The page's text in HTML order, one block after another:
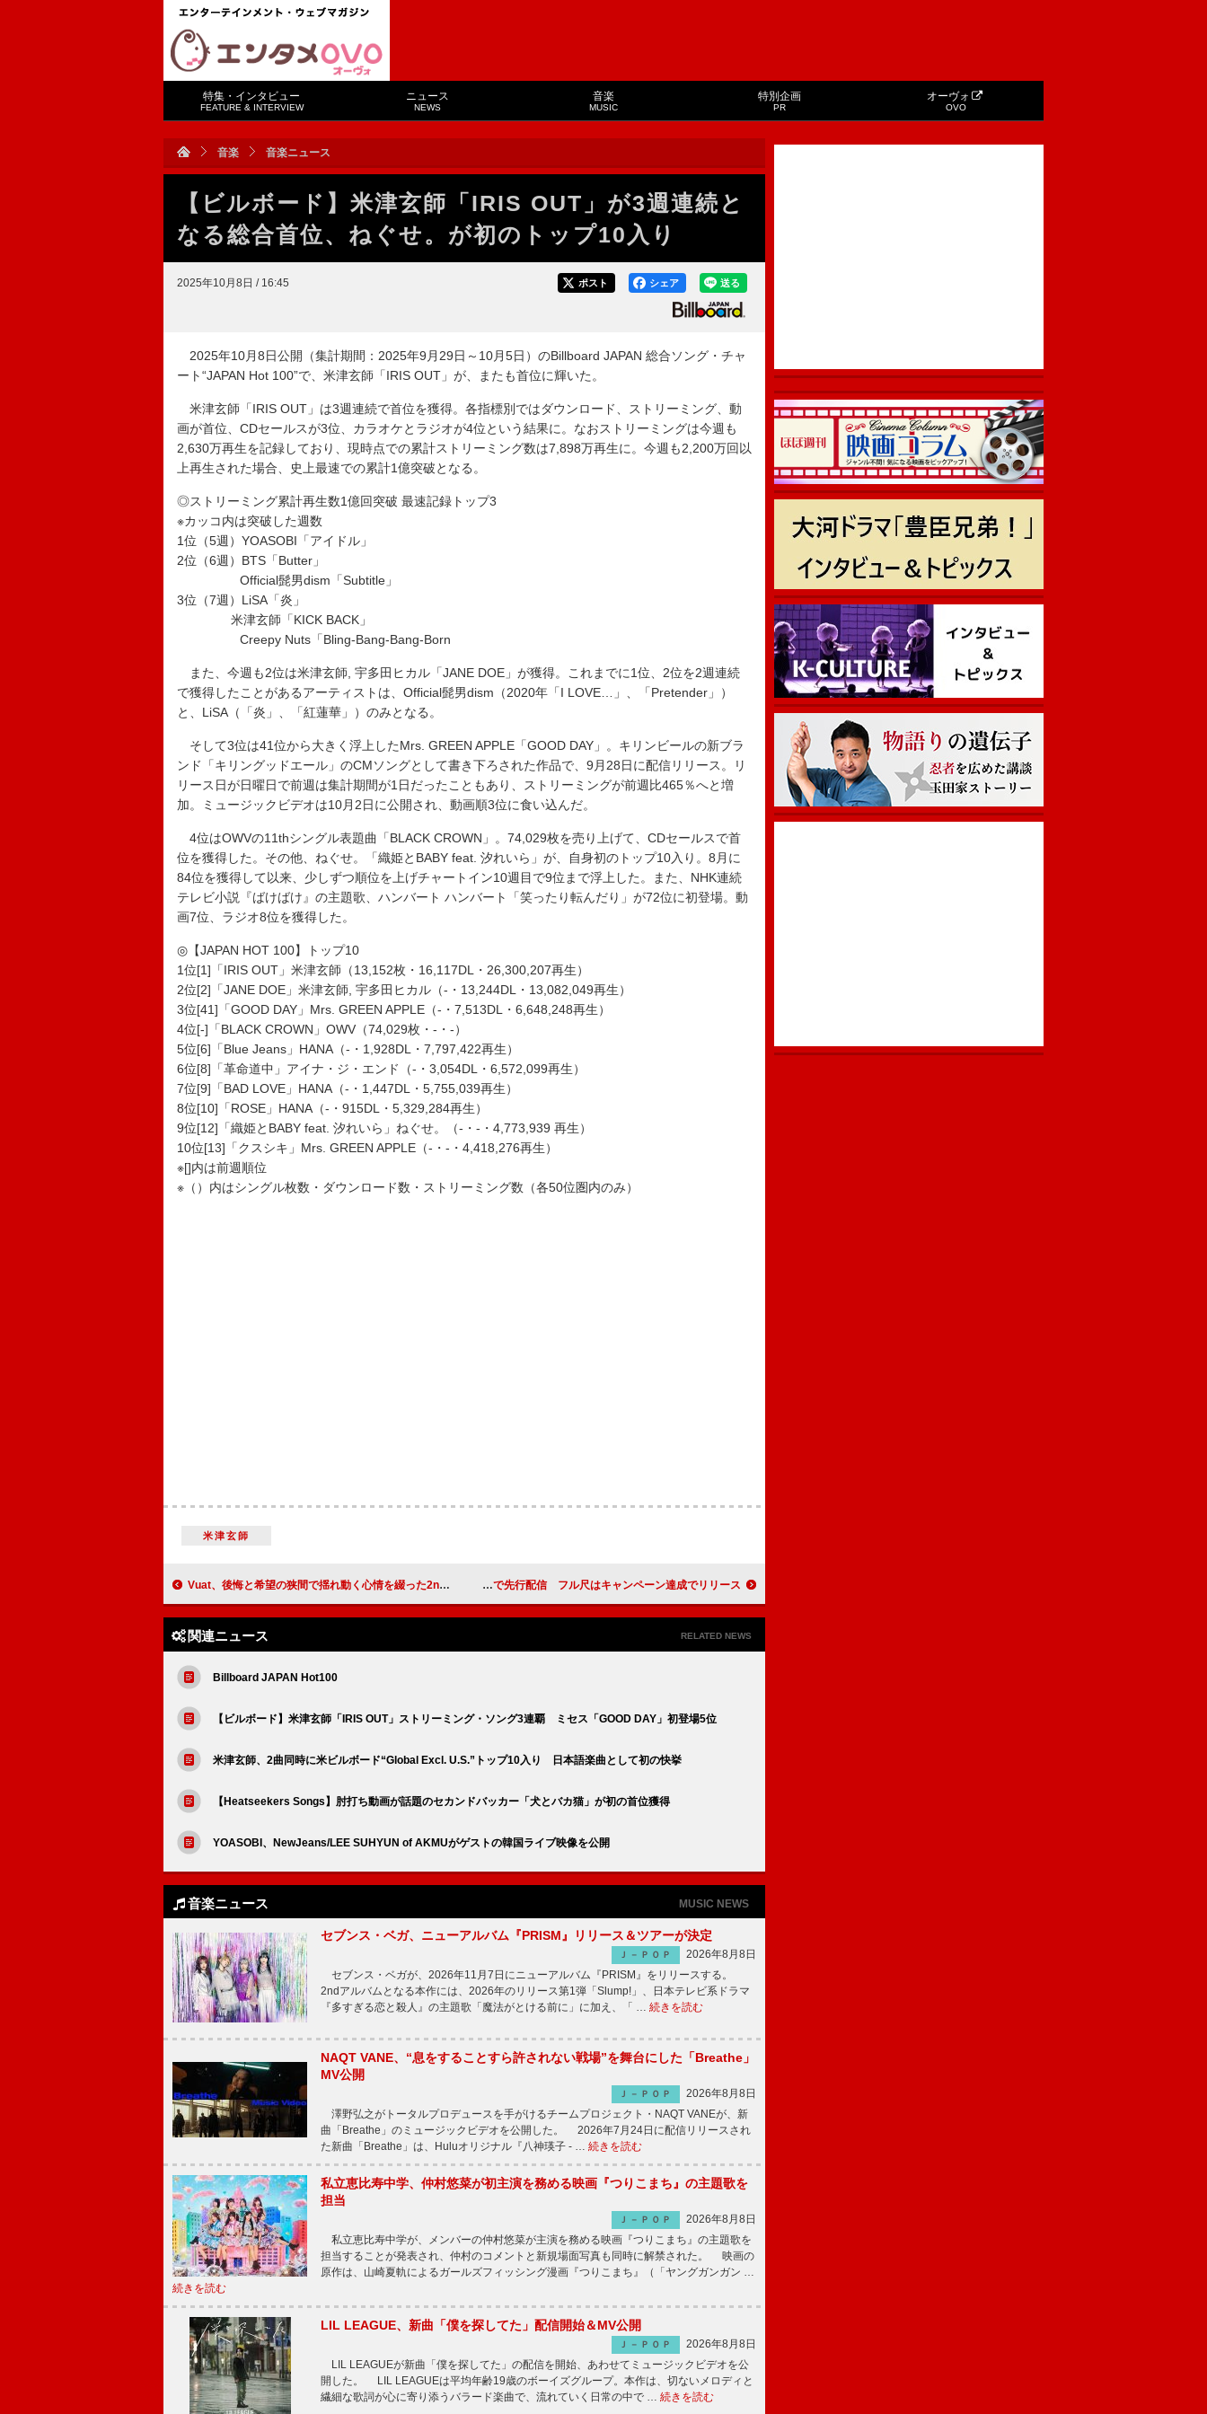
特集・インタビュー
FEATURE & INTERVIEW
ニュース
NEWS
音楽
MUSIC
特別企画
PR
オーヴォ
OVO
音楽 音楽ニュース
【ビルボード】米津玄師「IRIS OUT」が3週連続と
なる総合首位、ねぐせ。が初のトップ10入り
2025年10月8日 / 16:45 送る
シェア
ポスト
2025年10月8日公開（集計期間：2025年9月29日～10月5日）のBillboard JAPAN 総合ソング・チャ
ート“JAPAN Hot 100”で、米津玄師「IRIS OUT」が、またも首位に輝いた。
米津玄師「IRIS OUT」は3週連続で首位を獲得。各指標別ではダウンロード、ストリーミング、動
画が首位、CDセールスが3位、カラオケとラジオが4位という結果に。なおストリーミングは今週も
2,630万再生を記録しており、現時点での累計ストリーミング数は7,898万再生に。今週も2,200万回以
上再生された場合、史上最速での累計1億突破となる。
◎ストリーミング累計再生数1億回突破 最速記録トップ3
※カッコ内は突破した週数
1位（5週）YOASOBI「アイドル」
2位（6週）BTS「Butter」
Official髭男dism「Subtitle」
3位（7週）LiSA「炎」
米津玄師「KICK BACK」
Creepy Nuts「Bling-Bang-Bang-Born
また、今週も2位は米津玄師, 宇多田ヒカル「JANE DOE」が獲得。これまでに1位、2位を2週連続
で獲得したことがあるアーティストは、Official髭男dism（2020年「I LOVE…」、「Pretender」）
と、LiSA（「炎」、「紅蓮華」）のみとなる。
そして3位は41位から大きく浮上したMrs. GREEN APPLE「GOOD DAY」。キリンビールの新ブラ
ンド「キリングッドエール」のCMソングとして書き下ろされた作品で、9月28日に配信リリース。リ
リース日が日曜日で前週は集計期間が1日だったこともあり、ストリーミングが前週比465％へと増
加。ミュージックビデオは10月2日に公開され、動画順3位に食い込んだ。
4位はOWVの11thシングル表題曲「BLACK CROWN」。74,029枚を売り上げて、CDセールスで首
位を獲得した。その他、ねぐせ。「織姫とBABY feat. 汐れいら」が、自身初のトップ10入り。8月に
84位を獲得して以来、少しずつ順位を上げチャートイン10週目で9位まで浮上した。また、NHK連続
テレビ小説『ばけばけ』の主題歌、ハンバート ハンバート「笑ったり転んだり」が72位に初登場。動
画7位、ラジオ8位を獲得した。
◎【JAPAN HOT 100】トップ10
1位[1]「IRIS OUT」米津玄師（13,152枚・16,117DL・26,300,207再生）
2位[2]「JANE DOE」米津玄師, 宇多田ヒカル（-・13,244DL・13,082,049再生）
3位[41]「GOOD DAY」Mrs. GREEN APPLE（-・7,513DL・6,648,248再生）
4位[-]「BLACK CROWN」OWV（74,029枚・-・-）
5位[6]「Blue Jeans」HANA（-・1,928DL・7,797,422再生）
6位[8]「革命道中」アイナ・ジ・エンド（-・3,054DL・6,572,099再生）
7位[9]「BAD LOVE」HANA（-・1,447DL・5,755,039再生）
8位[10]「ROSE」HANA（-・915DL・5,329,284再生）
9位[12]「織姫とBABY feat. 汐れいら」ねぐせ。（-・-・4,773,939 再生）
10位[13]「クスシキ」Mrs. GREEN APPLE（-・-・4,418,276再生）
※[]内は前週順位
※（）内はシングル枚数・ダウンロード数・ストリーミング数（各50位圏内のみ）
米津玄師
Vuat、後悔と希望の狭間で揺れ動く心情を綴った2ndシングル「18」を配信リリース WATWING、新曲をTikTok＆Instagramで先行配信 フル尺はキャンペーン達成でリリース
関連ニュース RELATED NEWS
Billboard JAPAN Hot100
【ビルボード】米津玄師「IRIS OUT」ストリーミング・ソング3連覇 ミセス「GOOD DAY」初登場5位
米津玄師、2曲同時に米ビルボード“Global Excl. U.S.”トップ10入り 日本語楽曲として初の快挙
【Heatseekers Songs】肘打ち動画が話題のセカンドバッカー「犬とバカ猫」が初の首位獲得
YOASOBI、NewJeans/LEE SUHYUN of AKMUがゲストの韓国ライブ映像を公開
音楽ニュース MUSIC NEWS
セブンス・ベガ、ニューアルバム『PRISM』リリース＆ツアーが決定
Ｊ－ＰＯＰ
2026年8月8日
セブンス・ベガが、2026年11月7日にニューアルバム『PRISM』をリリースする。
2ndアルバムとなる本作には、2026年のリリース第1弾「Slump!」、日本テレビ系ドラマ
『多すぎる恋と殺人』の主題歌「魔法がとける前に」に加え、「 … 続きを読む
NAQT VANE、“息をすることすら許されない戦場”を舞台にした「Breathe」
MV公開
Ｊ－ＰＯＰ
2026年8月8日
澤野弘之がトータルプロデュースを手がけるチームプロジェクト・NAQT VANEが、新
曲「Breathe」のミュージックビデオを公開した。 2026年7月24日に配信リリースされ
た新曲「Breathe」は、Huluオリジナル『八神瑛子 - … 続きを読む
私立恵比寿中学、仲村悠菜が初主演を務める映画『つりこまち』の主題歌を
担当
Ｊ－ＰＯＰ
2026年8月8日
私立恵比寿中学が、メンバーの仲村悠菜が主演を務める映画『つりこまち』の主題歌を
担当することが発表され、仲村のコメントと新規場面写真も同時に解禁された。 映画の
原作は、山崎夏軌によるガールズフィッシング漫画『つりこまち』（「ヤングガンガン …
続きを読む
LIL LEAGUE、新曲「僕を探してた」配信開始＆MV公開
Ｊ－ＰＯＰ
2026年8月8日
LIL LEAGUEが新曲「僕を探してた」の配信を開始、あわせてミュージックビデオを公
開した。 LIL LEAGUEは平均年齢19歳のボーイズグループ。本作は、切ないメロディと
繊細な歌詞が心に寄り添うバラード楽曲で、流れていく日常の中で … 続きを読む